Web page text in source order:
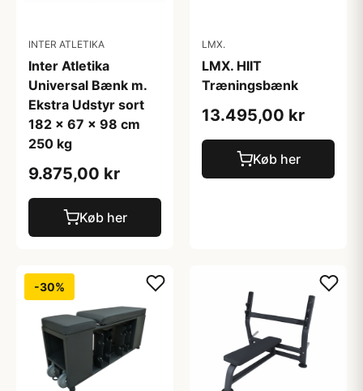
INTER ATLETIKA
Inter Atletika
Universal Bænk m.
Ekstra Udstyr sort
182 x 67 x 98 cm
250 kg
9.875,00 kr
Køb her
LMX.
LMX. HIIT
Træningsbænk
13.495,00 kr
Køb her
-30%